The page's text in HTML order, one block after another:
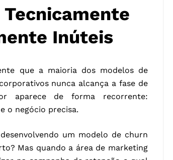
Inúteis
que a maioria dos modelos de
nunca alcança a fase de
aparece de forma recorrente:
o negócio precisa.
um modelo de churn
Mas quando a área de marketing